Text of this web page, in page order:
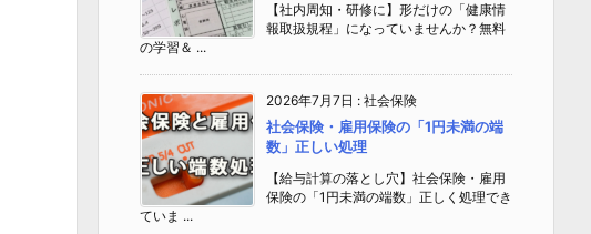
【社内周知・研修に】形だけの「健康情
報取扱規程」になっていませんか？無料
の学習＆ ...
2026年7月7日 : 社会保険
社会保険・雇用保険の「1円未満の端
数」正しい処理
【給与計算の落とし穴】社会保険・雇用
保険の「1円未満の端数」正しく処理でき
ていま ...